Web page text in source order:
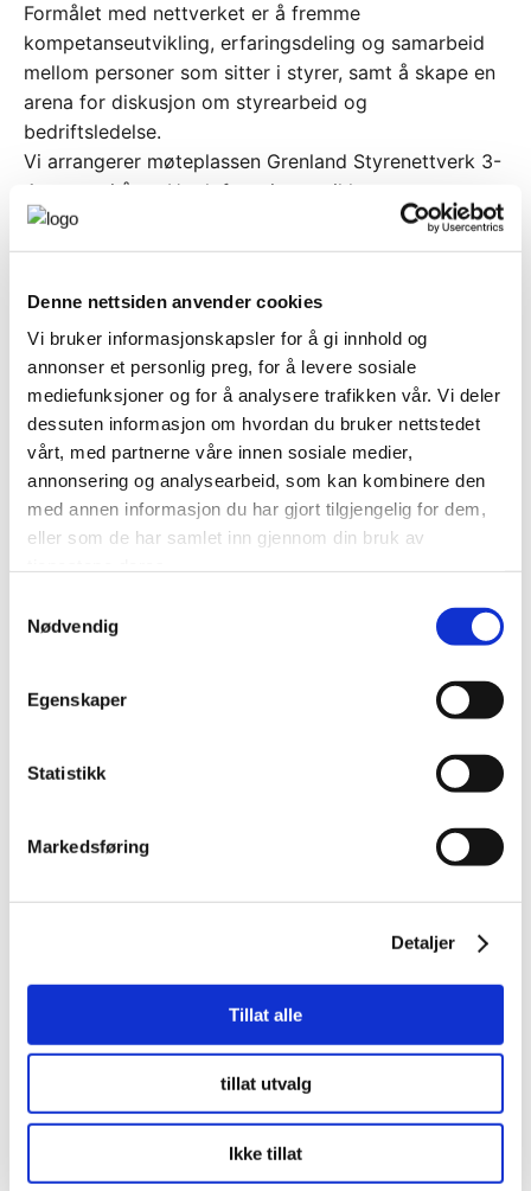
Denne nettsiden anvender cookies
Vi bruker informasjonskapsler for å gi innhold og
annonser et personlig preg, for å levere sosiale
mediefunksjoner og for å analysere trafikken vår. Vi deler
dessuten informasjon om hvordan du bruker nettstedet
vårt, med partnerne våre innen sosiale medier,
annonsering og analysearbeid, som kan kombinere den
med annen informasjon du har gjort tilgjengelig for dem,
eller som de har samlet inn gjennom din bruk av
Nødvendig
Egenskaper
Statistikk
Markedsføring
Detaljer
Tillat alle
tillat utvalg
Ikke tillat
Formålet med nettverket er å fremme
kompetanseutvikling, erfaringsdeling og samarbeid
mellom personer som sitter i styrer, samt å skape en
arena for diskusjon om styrearbeid og
bedriftsledelse.
Vi arrangerer møteplassen Grenland Styrenettverk 3-
4 ganger i året. Her løfter vi tematikker og
problemstillinger knyttet opp mot styrearbeid.
styrene som igjen bidrar til langsiktig vekst og
bærekraftig utvikling i regionen vår.
Grenland Styrenettverk kan også fungere som en
plattform for å bygge nettverk og knytte kontakter
mellom personer i ulike bransjer og virksomheter.
Grenland Næringsforening er en tilrettelegger for
samarbeid og synergier i vår region, og dette
nettverket er en av våre arenaer i dette arbeidet.
Send en e-post